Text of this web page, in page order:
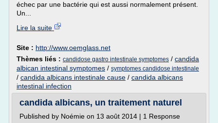
échec par une bactérie qui est aussi normalement présent.
Un...
Lire la suite
Site : http://www.oemglass.net
Thèmes liés : candidose gastro intestinale symptomes / candida
albican intestinal symptomes / symptomes candidose intestinale
/ candida albicans intestinale cause / candida albicans
intestinal infection
candida albicans, un traitement naturel
Published by Noémie on 13 août 2014 | 1 Response